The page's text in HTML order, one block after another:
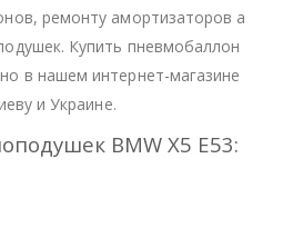
ремонту амортизаторов а
Купить пневмобаллон
в нашем интернет-магазине
и Украине.
BMW X5 E53: